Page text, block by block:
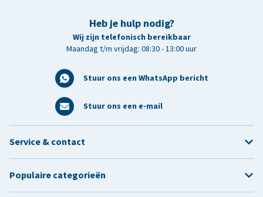
Heb je hulp nodig?
Wij zijn telefonisch bereikbaar
Maandag t/m vrijdag: 08:30 - 13:00 uur
Stuur ons een WhatsApp bericht
Stuur ons een e-mail
Service & contact
Populaire categorieën